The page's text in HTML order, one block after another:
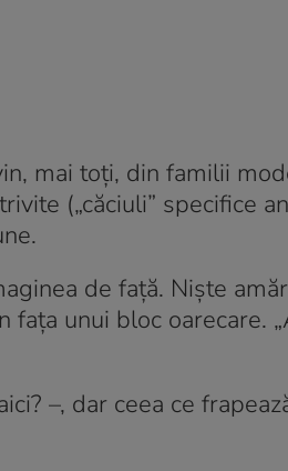
mai toți, din familii
(„căciuli” specifice
de față. Niște
unui bloc oarecare.
–, dar ceea ce